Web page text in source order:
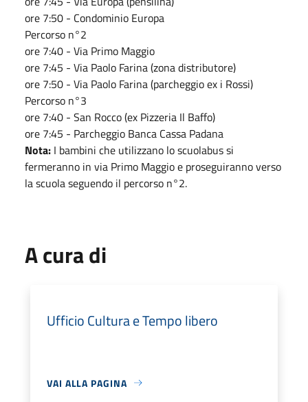
ore 7:50 - Condominio Europa
Percorso n°2
ore 7:40 - Via Primo Maggio
ore 7:45 - Via Paolo Farina (zona distributore)
ore 7:50 - Via Paolo Farina (parcheggio ex i Rossi)
Percorso n°3
ore 7:40 - San Rocco (ex Pizzeria Il Baffo)
ore 7:45 - Parcheggio Banca Cassa Padana
Nota: I bambini che utilizzano lo scuolabus si
fermeranno in via Primo Maggio e proseguiranno verso
la scuola seguendo il percorso n°2.
A cura di
Ufficio Cultura e Tempo libero
VAI ALLA PAGINA